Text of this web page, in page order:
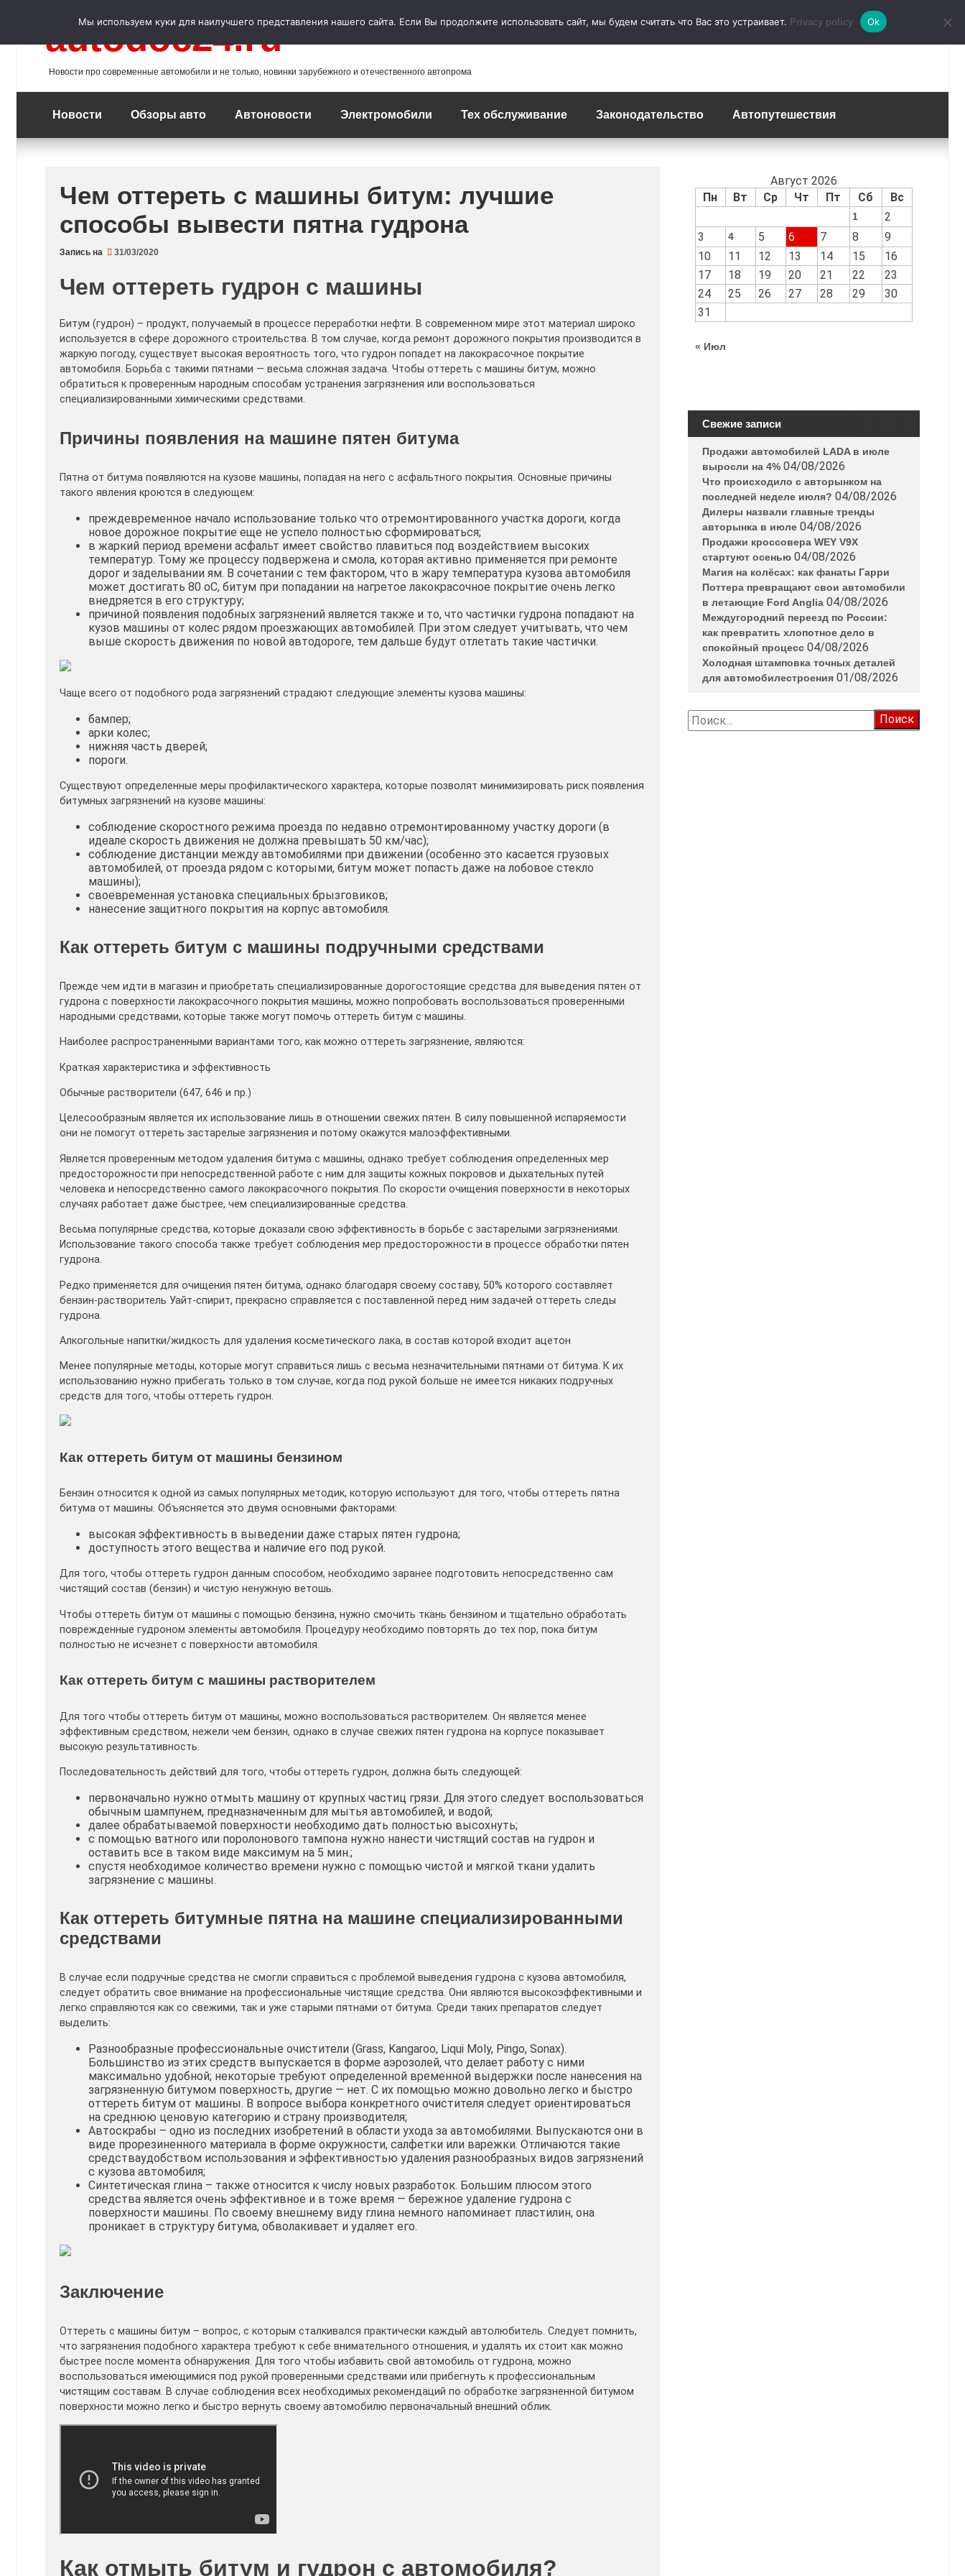
autodoc24.ru
Новости про современные автомобили и не только, новинки зарубежного и отечественного автопрома
Новости Обзоры авто Автоновости Электромобили Тех обслуживание Законодательство Автопутешествия
Чем оттереть с машины битум: лучшие
способы вывести пятна гудрона
Запись на 31/03/2020
Чем оттереть гудрон с машины
Битум (гудрон) – продукт, получаемый в процессе переработки нефти. В современном мире этот материал широко
используется в сфере дорожного строительства. В том случае, когда ремонт дорожного покрытия производится в
жаркую погоду, существует высокая вероятность того, что гудрон попадет на лакокрасочное покрытие
автомобиля. Борьба с такими пятнами — весьма сложная задача. Чтобы оттереть с машины битум, можно
обратиться к проверенным народным способам устранения загрязнения или воспользоваться
специализированными химическими средствами.
Причины появления на машине пятен битума
Пятна от битума появляются на кузове машины, попадая на него с асфальтного покрытия. Основные причины
такого явления кроются в следующем:
преждевременное начало использование только что отремонтированного участка дороги, когда
новое дорожное покрытие еще не успело полностью сформироваться;
в жаркий период времени асфальт имеет свойство плавиться под воздействием высоких
температур. Тому же процессу подвержена и смола, которая активно применяется при ремонте
дорог и заделывании ям. В сочетании с тем фактором, что в жару температура кузова автомобиля
может достигать 80 оС, битум при попадании на нагретое лакокрасочное покрытие очень легко
внедряется в его структуру;
причиной появления подобных загрязнений является также и то, что частички гудрона попадают на
кузов машины от колес рядом проезжающих автомобилей. При этом следует учитывать, что чем
выше скорость движения по новой автодороге, тем дальше будут отлетать такие частички.
Чаще всего от подобного рода загрязнений страдают следующие элементы кузова машины:
бампер;
арки колес;
нижняя часть дверей;
пороги.
Существуют определенные меры профилактического характера, которые позволят минимизировать риск появления
битумных загрязнений на кузове машины:
соблюдение скоростного режима проезда по недавно отремонтированному участку дороги (в
идеале скорость движения не должна превышать 50 км/час);
соблюдение дистанции между автомобилями при движении (особенно это касается грузовых
автомобилей, от проезда рядом с которыми, битум может попасть даже на лобовое стекло
машины);
своевременная установка специальных брызговиков;
нанесение защитного покрытия на корпус автомобиля.
Как оттереть битум с машины подручными средствами
Прежде чем идти в магазин и приобретать специализированные дорогостоящие средства для выведения пятен от
гудрона с поверхности лакокрасочного покрытия машины, можно попробовать воспользоваться проверенными
народными средствами, которые также могут помочь оттереть битум с машины.
Наиболее распространенными вариантами того, как можно оттереть загрязнение, являются:
Краткая характеристика и эффективность
Обычные растворители (647, 646 и пр.)
Целесообразным является их использование лишь в отношении свежих пятен. В силу повышенной испаряемости
они не помогут оттереть застарелые загрязнения и потому окажутся малоэффективными.
Является проверенным методом удаления битума с машины, однако требует соблюдения определенных мер
предосторожности при непосредственной работе с ним для защиты кожных покровов и дыхательных путей
человека и непосредственно самого лакокрасочного покрытия. По скорости очищения поверхности в некоторых
случаях работает даже быстрее, чем специализированные средства.
Весьма популярные средства, которые доказали свою эффективность в борьбе с застарелыми загрязнениями.
Использование такого способа также требует соблюдения мер предосторожности в процессе обработки пятен
гудрона.
Редко применяется для очищения пятен битума, однако благодаря своему составу, 50% которого составляет
бензин-растворитель Уайт-спирит, прекрасно справляется с поставленной перед ним задачей оттереть следы
гудрона.
Алкогольные напитки/жидкость для удаления косметического лака, в состав которой входит ацетон
Менее популярные методы, которые могут справиться лишь с весьма незначительными пятнами от битума. К их
использованию нужно прибегать только в том случае, когда под рукой больше не имеется никаких подручных
средств для того, чтобы оттереть гудрон.
Как оттереть битум от машины бензином
Бензин относится к одной из самых популярных методик, которую используют для того, чтобы оттереть пятна
битума от машины. Объясняется это двумя основными факторами:
высокая эффективность в выведении даже старых пятен гудрона;
доступность этого вещества и наличие его под рукой.
Для того, чтобы оттереть гудрон данным способом, необходимо заранее подготовить непосредственно сам
чистящий состав (бензин) и чистую ненужную ветошь.
Чтобы оттереть битум от машины с помощью бензина, нужно смочить ткань бензином и тщательно обработать
поврежденные гудроном элементы автомобиля. Процедуру необходимо повторять до тех пор, пока битум
полностью не исчезнет с поверхности автомобиля.
Как оттереть битум с машины растворителем
Для того чтобы оттереть битум от машины, можно воспользоваться растворителем. Он является менее
эффективным средством, нежели чем бензин, однако в случае свежих пятен гудрона на корпусе показывает
высокую результативность.
Последовательность действий для того, чтобы оттереть гудрон, должна быть следующей:
первоначально нужно отмыть машину от крупных частиц грязи. Для этого следует воспользоваться
обычным шампунем, предназначенным для мытья автомобилей, и водой;
далее обрабатываемой поверхности необходимо дать полностью высохнуть;
с помощью ватного или поролонового тампона нужно нанести чистящий состав на гудрон и
оставить все в таком виде максимум на 5 мин.;
спустя необходимое количество времени нужно с помощью чистой и мягкой ткани удалить
загрязнение с машины.
Как оттереть битумные пятна на машине специализированными
средствами
В случае если подручные средства не смогли справиться с проблемой выведения гудрона с кузова автомобиля,
следует обратить свое внимание на профессиональные чистящие средства. Они являются высокоэффективными и
легко справляются как со свежими, так и уже старыми пятнами от битума. Среди таких препаратов следует
выделить:
Разнообразные профессиональные очистители (Grass, Kangaroo, Liqui Moly, Pingo, Sonax).
Большинство из этих средств выпускается в форме аэрозолей, что делает работу с ними
максимально удобной; некоторые требуют определенной временной выдержки после нанесения на
загрязненную битумом поверхность, другие — нет. С их помощью можно довольно легко и быстро
оттереть битум от машины. В вопросе выбора конкретного очистителя следует ориентироваться
на среднюю ценовую категорию и страну производителя;
Автоскрабы – одно из последних изобретений в области ухода за автомобилями. Выпускаются они в
виде прорезиненного материала в форме окружности, салфетки или варежки. Отличаются такие
средстваудобством использования и эффективностью удаления разнообразных видов загрязнений
с кузова автомобиля;
Синтетическая глина – также относится к числу новых разработок. Большим плюсом этого
средства является очень эффективное и в тоже время — бережное удаление гудрона с
поверхности машины. По своему внешнему виду глина немного напоминает пластилин, она
проникает в структуру битума, обволакивает и удаляет его.
Заключение
Оттереть с машины битум – вопрос, с которым сталкивался практически каждый автолюбитель. Следует помнить,
что загрязнения подобного характера требуют к себе внимательного отношения, и удалять их стоит как можно
быстрее после момента обнаружения. Для того чтобы избавить свой автомобиль от гудрона, можно
воспользоваться имеющимися под рукой проверенными средствами или прибегнуть к профессиональным
чистящим составам. В случае соблюдения всех необходимых рекомендаций по обработке загрязненной битумом
поверхности можно легко и быстро вернуть своему автомобилю первоначальный внешний облик.
Как отмыть битум и гудрон с автомобиля?
Август 2026
Пн
Вт Ср Чт Пт Сб Вс
1
2
3
4 5 6 7 8
9
10
11 12 13 14 15
16
17
18 19 20 21 22
23
24
25 26 27 28 29
30
31
« Июл
Свежие записи
Продажи автомобилей LADA в июле
выросли на 4% 04/08/2026
Что происходило с авторынком на
последней неделе июля? 04/08/2026
Дилеры назвали главные тренды
авторынка в июле 04/08/2026
Продажи кроссовера WEY V9X
стартуют осенью 04/08/2026
Магия на колёсах: как фанаты Гарри
Поттера превращают свои автомобили
в летающие Ford Anglia 04/08/2026
Междугородний переезд по России:
как превратить хлопотное дело в
спокойный процесс 04/08/2026
Холодная штамповка точных деталей
для автомобилестроения 01/08/2026
Найти:
Мы используем куки для наилучшего представления нашего сайта. Если Вы продолжите использовать сайт, мы будем считать что Вас это устраивает. Privacy policy Ok